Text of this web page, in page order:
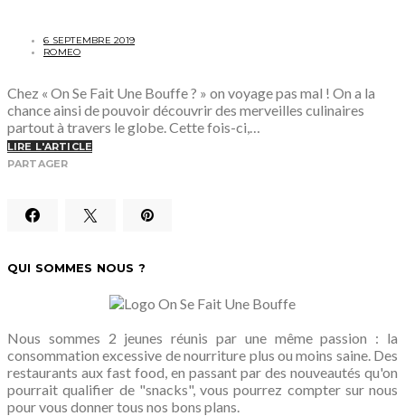
6 SEPTEMBRE 2019
ROMEO
Chez « On Se Fait Une Bouffe ? » on voyage pas mal ! On a la
chance ainsi de pouvoir découvrir des merveilles culinaires
partout à travers le globe. Cette fois-ci,…
LIRE L'ARTICLE
PARTAGER
QUI SOMMES NOUS ?
Nous sommes 2 jeunes réunis par une même passion : la
consommation excessive de nourriture plus ou moins saine. Des
restaurants aux fast food, en passant par des nouveautés qu'on
pourrait qualifier de "snacks", vous pourrez compter sur nous
pour vous donner tous nos bons plans.